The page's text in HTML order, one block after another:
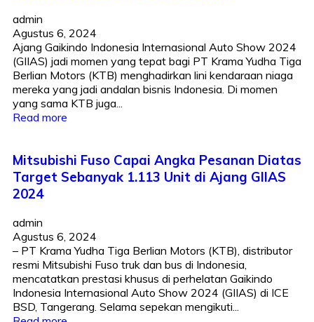
admin
Agustus 6, 2024
Ajang Gaikindo Indonesia Internasional Auto Show 2024
(GIIAS) jadi momen yang tepat bagi PT Krama Yudha Tiga
Berlian Motors (KTB) menghadirkan lini kendaraan niaga
mereka yang jadi andalan bisnis Indonesia. Di momen
yang sama KTB juga...
Read more
Mitsubishi Fuso Capai Angka Pesanan Diatas
Target Sebanyak 1.113 Unit di Ajang GIIAS
2024
admin
Agustus 6, 2024
– PT Krama Yudha Tiga Berlian Motors (KTB), distributor
resmi Mitsubishi Fuso truk dan bus di Indonesia,
mencatatkan prestasi khusus di perhelatan Gaikindo
Indonesia Internasional Auto Show 2024 (GIIAS) di ICE
BSD, Tangerang. Selama sepekan mengikuti...